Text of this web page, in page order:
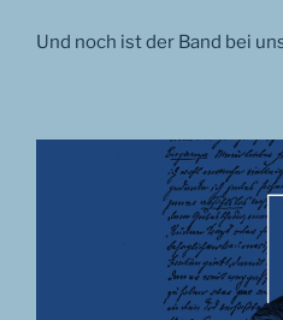
Und noch ist der Band bei